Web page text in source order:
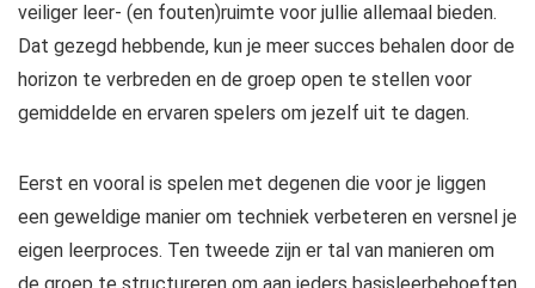
veiliger leer- (en fouten)ruimte voor jullie allemaal bieden.
Dat gezegd hebbende, kun je meer succes behalen door de
horizon te verbreden en de groep open te stellen voor
gemiddelde en ervaren spelers om jezelf uit te dagen.
Eerst en vooral is spelen met degenen die voor je liggen
een geweldige manier om techniek verbeteren en versnel je
eigen leerproces. Ten tweede zijn er tal van manieren om